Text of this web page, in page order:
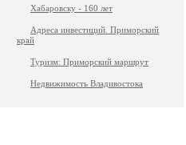
Хабаровску - 160 лет
Адреса инвестиций. Приморский
край
Туризм: Приморский маршрут
Недвижимость Владивостока